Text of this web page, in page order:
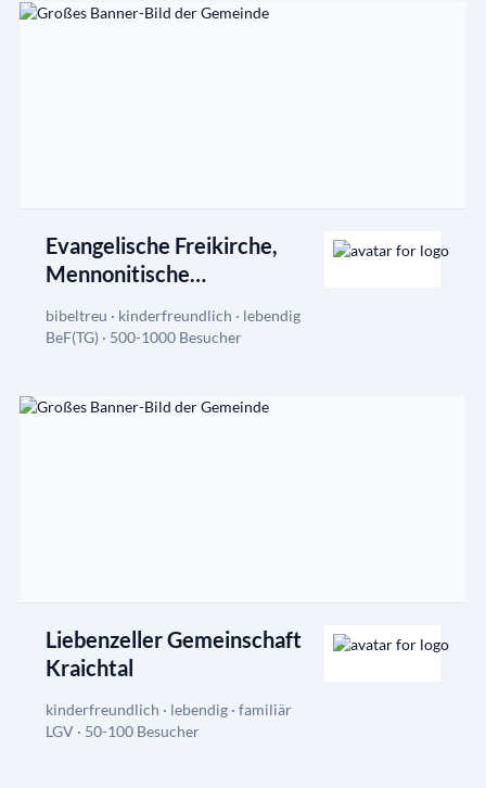
Evangelische Freikirche,
Mennonitische
bibeltreu · kinderfreundlich · lebendig
BeF(TG) · 500-1000 Besucher
Liebenzeller Gemeinschaft
Kraichtal
kinderfreundlich · lebendig · familiär
LGV · 50-100 Besucher